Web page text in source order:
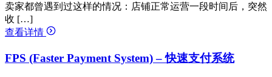
卖家都曾遇到过这样的情况：店铺正常运营一段时间后，突然
收 […]
查看详情
FPS (Faster Payment System) – 快速支付系统